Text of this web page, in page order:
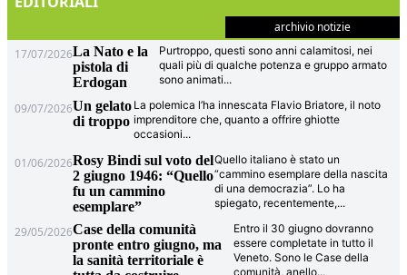
archivio notizie
17/07/2026La Nato e la
pistola di
Erdogan
Purtroppo, questi sono anni calamitosi, nei
quali più di qualche potenza e gruppo armato
sono animati...
09/07/2026Un gelato
di troppo
La polemica l’ha innescata Flavio Briatore, il noto
imprenditore che, quanto a offrire ghiotte
occasioni...
01/06/2026Rosy Bindi sul voto del
2 giugno 1946: “Quello
fu un cammino
esemplare”
Quello italiano è stato un
“cammino esemplare della nascita
di una democrazia”. Lo ha
spiegato, recentemente,...
29/05/2026Case della comunità
pronte entro giugno, ma
la sanità territoriale è
Entro il 30 giugno dovranno
essere completate in tutto il
Veneto. Sono le Case della
comunità, anello...